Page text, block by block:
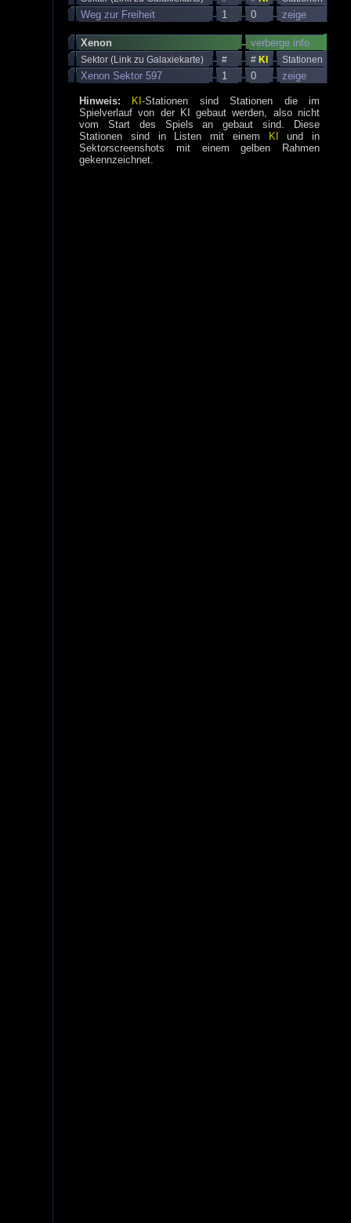
Weg zur Freiheit 1 0 zeige
Xenon verberge info
Sektor (Link zu Galaxiekarte) # # KI Stationen
Xenon Sektor 597 1 0 zeige
Hinweis: KI-Stationen sind Stationen die im
Spielverlauf von der KI gebaut werden, also nicht
vom Start des Spiels an gebaut sind. Diese
Stationen sind in Listen mit einem
KI
und in
Sektorscreenshots mit einem gelben Rahmen
gekennzeichnet.